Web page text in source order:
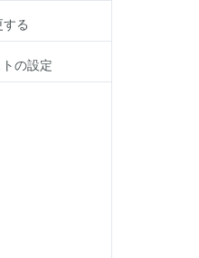
る
の設定